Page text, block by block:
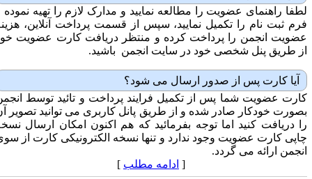
راهنمای عضویت را مطالعه نمایید و مدارک لازم را تهیه نموده و
ثبت نام را تکمیل نمایید، سپس از قسمت پرداخت آنلاین، هزینه
انجمن را پرداخت کرده و منتظر دریافت کارت عضویت خود
طریق پنل شخصی خود در سایت انجمن باشید.
آیا کارت پس از صدور ارسال می شود؟
عضویت شما پس از تکمیل فرایند پرداخت و تائید توسط انجمن
خودکار صادر شده و از طریق پانل کاربری می توانید تصویر آن
دریافت کنید اما توجه بفرمائید که هم اکنون امکان ارسال نسخه
کارت عضویت وجود ندارد و تنها نسخه الکترونیکی کارت از سوی
ارائه می گردد.
ادامه مطلب]